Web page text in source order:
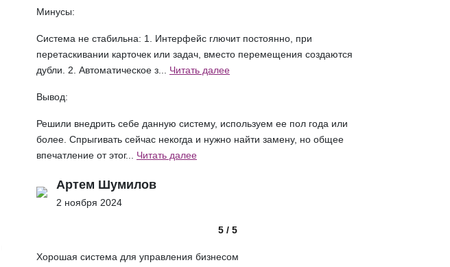
Минусы:
Система не стабильна: 1. Интерфейс глючит постоянно, при
перетаскивании карточек или задач, вместо перемещения создаются
дубли. 2. Автоматическое з... Читать далее
Вывод:
Решили внедрить себе данную систему, используем ее пол года или
более. Спрыгивать сейчас некогда и нужно найти замену, но общее
впечатление от этог... Читать далее
Артем Шумилов
2 ноября 2024
5 / 5
Хорошая система для управления бизнесом